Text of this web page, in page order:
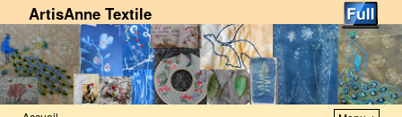
ArtisAnne Textile